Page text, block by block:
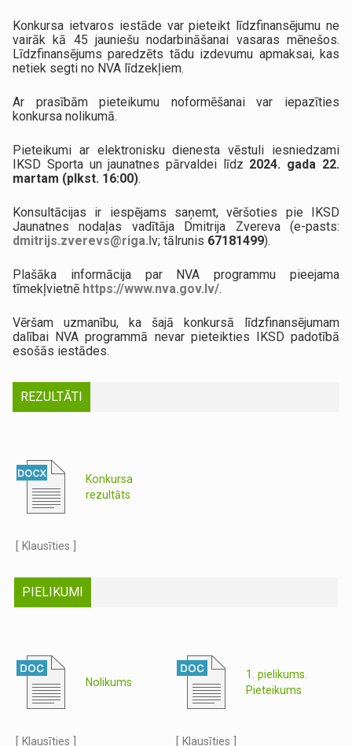
Konkursa ietvaros iestāde var pieteikt līdzfinansējumu ne
vairāk kā 45 jauniešu nodarbināšanai vasaras mēnešos.
Līdzfinansējums paredzēts tādu izdevumu apmaksai, kas
netiek segti no NVA līdzekļiem.
Ar prasībām pieteikumu noformēšanai var iepazīties
konkursa nolikumā.
Pieteikumi ar elektronisku dienesta vēstuli iesniedzami
IKSD Sporta un jaunatnes pārvaldei līdz 2024. gada 22.
martam (plkst. 16:00).
Konsultācijas ir iespējams saņemt, vēršoties pie IKSD
Jaunatnes nodaļas vadītāja Dmitrija Zvereva (e-pasts:
dmitrijs.zverevs@riga.lv; tālrunis 67181499).
Plašāka informācija par NVA programmu pieejama
tīmekļvietnē https://www.nva.gov.lv/.
Vēršam uzmanību, ka šajā konkursā līdzfinansējumam
dalībai NVA programmā nevar pieteikties IKSD padotībā
esošās iestādes.
REZULTĀTI
Konkursa
rezultāts
[ Klausīties ]
PIELIKUMI
Nolikums
[ Klausīties ]
1. pielikums.
Pieteikums
[ Klausīties ]